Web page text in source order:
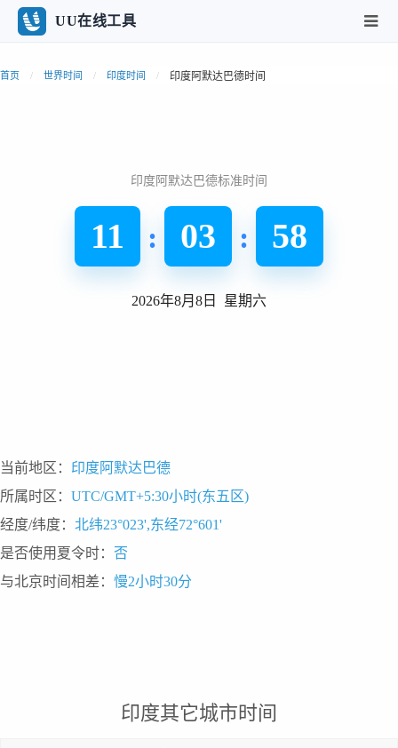
UU在线工具
首页 世界时间 印度时间 印度阿默达巴德时间
印度阿默达巴德标准时间
11 : 03 : 59
2026年8月8日 星期六
当前地区： 印度阿默达巴德
所属时区： UTC/GMT+5:30小时(东五区)
经度/纬度： 北纬23°023',东经72°601'
是否使用夏令时： 否
与北京时间相差： 慢2小时30分
印度其它城市时间